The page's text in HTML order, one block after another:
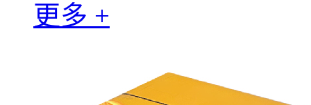
更多 +